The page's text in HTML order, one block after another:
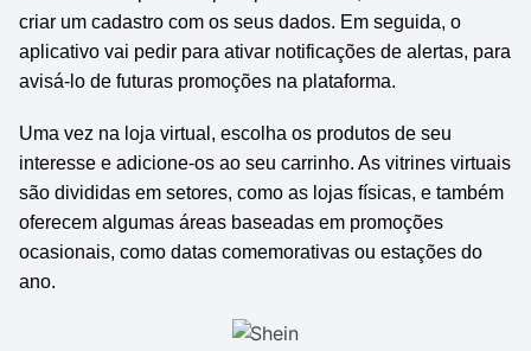
criar um cadastro com os seus dados. Em seguida, o
aplicativo vai pedir para ativar notificações de alertas, para
avisá-lo de futuras promoções na plataforma.
Uma vez na loja virtual, escolha os produtos de seu
interesse e adicione-os ao seu carrinho. As vitrines virtuais
são divididas em setores, como as lojas físicas, e também
oferecem algumas áreas baseadas em promoções
ocasionais, como datas comemorativas ou estações do
ano.